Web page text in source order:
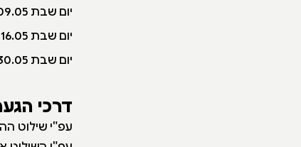
יום שבת 09.05- 10:00-17:00
יום שבת 16.05- 10:00-17:00
יום שבת 30.05- 10:00-17:00
דרכי
עפ"י שילוט